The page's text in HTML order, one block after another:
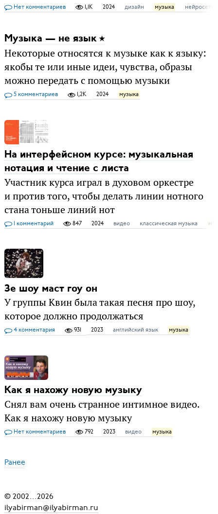
Нет комментариев 1,1K 2024 дизайн музыка нейросети
Музыка — не язык
Некоторые относятся к музыке как к языку:
якобы те или иные идеи, чувства, образы
можно передать с помощью музыки
5 комментариев 1,2K 2024 музыка
На интерфейсном курсе: музыкальная
нотация и чтение с листа
Участник курса играл в духовом оркестре
и против того, чтобы делать линии нотного
стана тоньше линий нот
1 комментарий 847 2024 видео классическая музыка
Зе шоу маст гоу он
У группы Квин была такая песня про шоу,
которое должно продолжаться
4 комментария 931 2023 английский язык музыка
Как я нахожу новую музыку
Снял вам очень странное интимное видео.
Как я нахожу новую музыку
Нет комментариев 792 2023 видео музыка
Ранее
© 2002...2026
ilyabirman@ilyabirman.ru